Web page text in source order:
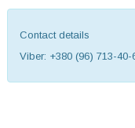
Contact details
Viber: +380 (96) 713-40-